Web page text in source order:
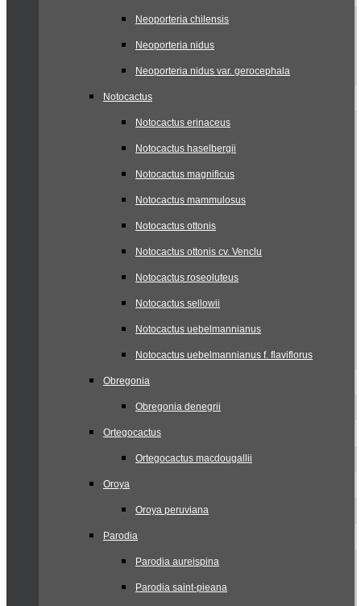
Neoporteria chilensis
Neoporteria nidus
Neoporteria nidus var. gerocephala
Notocactus
Notocactus erinaceus
Notocactus haselbergii
Notocactus magnificus
Notocactus mammulosus
Notocactus ottonis
Notocactus ottonis cv. Venclu
Notocactus roseoluteus
Notocactus sellowii
Notocactus uebelmannianus
Notocactus uebelmannianus f. flaviflorus
Obregonia
Obregonia denegrii
Ortegocactus
Ortegocactus macdougallii
Oroya
Oroya peruviana
Parodia
Parodia aureispina
Parodia saint-pieana